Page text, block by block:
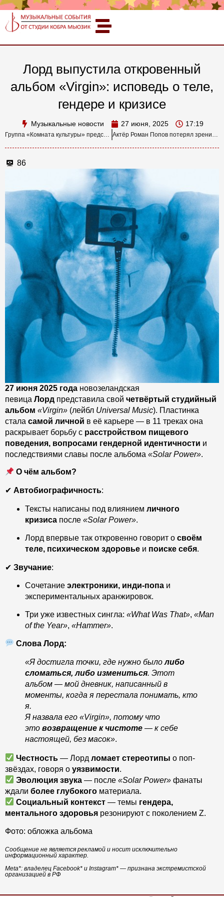
Лорд выпустила откровенный
альбом «Virgin»: исповедь о теле,
гендере и кризисе
Музыкальные новости 27 июня, 2025 17:19
Группа «Комната культуры» представила саундтрек к сериалу ТНТ «Остаться друзьями» Актёр Роман Попов потерял зрение на один глаз из-за рецидива рака
86
27 июня 2025 года новозеландская
певица Лорд представила свой четвёртый студийный
альбом «Virgin» (лейбл Universal Music). Пластинка
стала самой личной в её карьере — в 11 треках она
раскрывает борьбу с расстройством пищевого
поведения, вопросами гендерной идентичности и
последствиями славы после альбома «Solar Power».
О чём альбом?
✔ Автобиографичность:
Тексты написаны под влиянием личного
кризиса после «Solar Power».
Лорд впервые так откровенно говорит о своём
теле, психическом здоровье и поиске себя.
✔ Звучание:
Сочетание электроники, инди-попа и
экспериментальных аранжировок.
Три уже известных сингла: «What Was That», «Man
of the Year», «Hammer».
Слова Лорд:
«Я достигла точки, где нужно былолибо
сломаться, либо измениться. Этот
альбом — мой дневник, написанный в
моменты, когда я перестала понимать, кто
я.
Я назвала его «Virgin», потому что
это возвращение к чистоте — к себе
настоящей, без масок».
Честность — Лордломает стереотипы о поп-
звёздах, говоря о уязвимости.
Эволюция звука — после«Solar Power» фанаты
ждали более глубокого материала.
Социальный контекст — темы гендера,
ментального здоровья резонируют с поколением Z.
Фото: обложка альбома
Сообщение не является рекламой и носит исключительно
информационный характер.
Meta*: владелец Facebook* и Instagram* — признана экстремистской
организацией в РФ